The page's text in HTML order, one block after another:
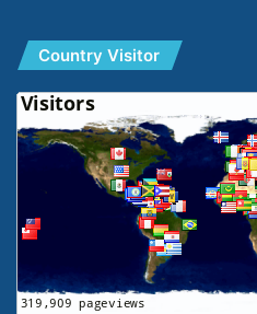
Country Visitor